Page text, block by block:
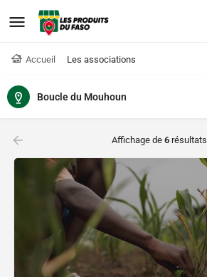
Accueil Les associations
Boucle du Mouhoun
Affichage de 6 résultats